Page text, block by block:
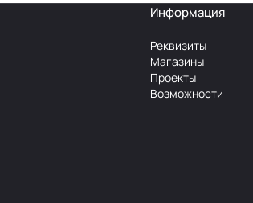
Информация
Реквизиты
Магазины
Проекты
Возможности